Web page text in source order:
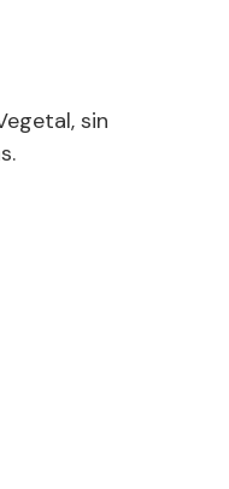
sin